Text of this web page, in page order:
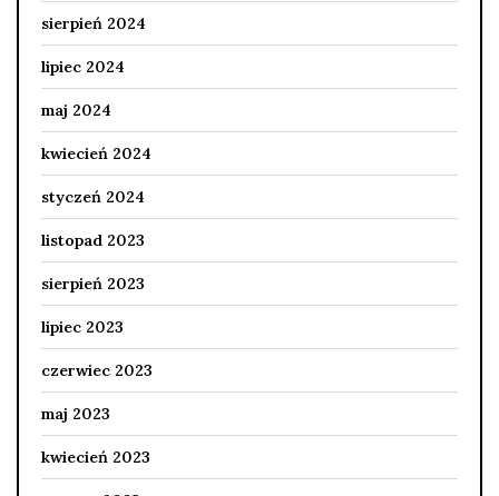
sierpień 2024
lipiec 2024
maj 2024
kwiecień 2024
styczeń 2024
listopad 2023
sierpień 2023
lipiec 2023
czerwiec 2023
maj 2023
kwiecień 2023